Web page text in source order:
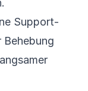
Support-